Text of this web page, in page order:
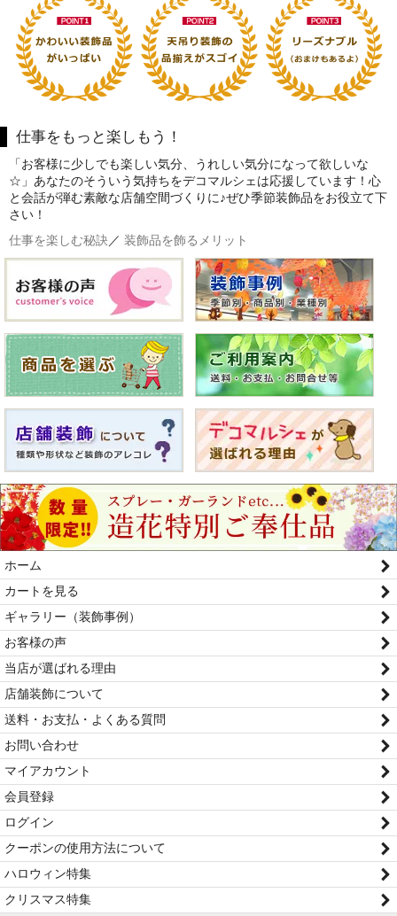
仕事をもっと楽しもう！
「お客様に少しでも楽しい気分、うれしい気分になって欲しいな
☆」あなたのそういう気持ちをデコマルシェは応援しています！心
と会話が弾む素敵な店舗空間づくりに♪ぜひ季節装飾品をお役立て下
さい！
仕事を楽しむ秘訣／ 装飾品を飾るメリット
ホーム
カートを見る
ギャラリー（装飾事例）
お客様の声
当店が選ばれる理由
店舗装飾について
送料・お支払・よくある質問
お問い合わせ
マイアカウント
会員登録
ログイン
クーポンの使用方法について
ハロウィン特集
クリスマス特集